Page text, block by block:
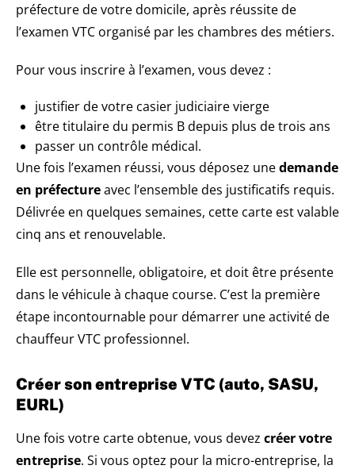
préfecture de votre domicile, après réussite de
l’examen VTC organisé par les chambres des métiers.
Pour vous inscrire à l’examen, vous devez :
justifier de votre casier judiciaire vierge
être titulaire du permis B depuis plus de trois ans
passer un contrôle médical.
Une fois l’examen réussi, vous déposez unedemande
en préfectureavec l’ensemble des justificatifs requis.
Délivrée en quelques semaines, cette carte est valable
cinq ans et renouvelable.
Elle est personnelle, obligatoire, et doit être présente
dans le véhicule à chaque course. C’est la première
étape incontournable pour démarrer une activité de
chauffeur VTC professionnel.
Créer son entreprise VTC (auto, SASU,
EURL)
Une fois votre carte obtenue, vous devez créer votre
entreprise. Si vous optez pour la micro-entreprise, la